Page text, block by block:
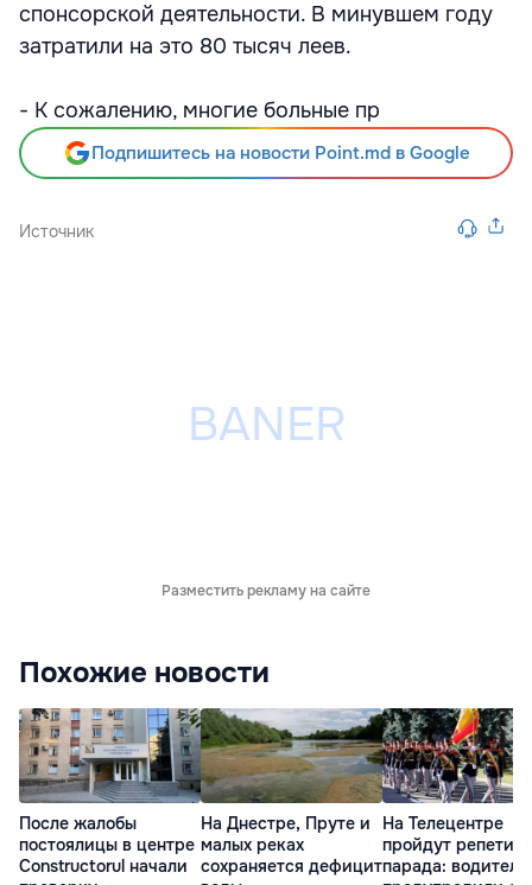
спонсорской деятельности. В минувшем году
затратили на это 80 тысяч леев.
- К сожалению, многие больные пр
Подпишитесь на новости Point.md в Google
Источник
Разместить рекламу на сайте
Похожие новости
После жалобы
постоялицы в центре
Constructorul начали
На Днестре, Пруте и
малых реках
сохраняется дефицит
На Телецентре
пройдут
парада: